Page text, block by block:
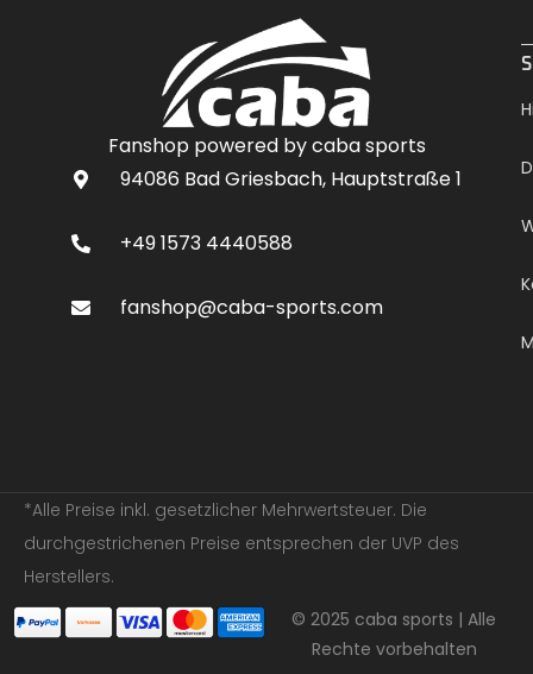
Fanshop powered by caba sports
94086 Bad Griesbach, Hauptstraße 1
+49 1573 4440588
fanshop@caba-sports.com
*Alle Preise inkl. gesetzlicher Mehrwertsteuer. Die
durchgestrichenen Preise entsprechen der UVP des
Herstellers.
© 2025 caba sports | Alle
Rechte vorbehalten